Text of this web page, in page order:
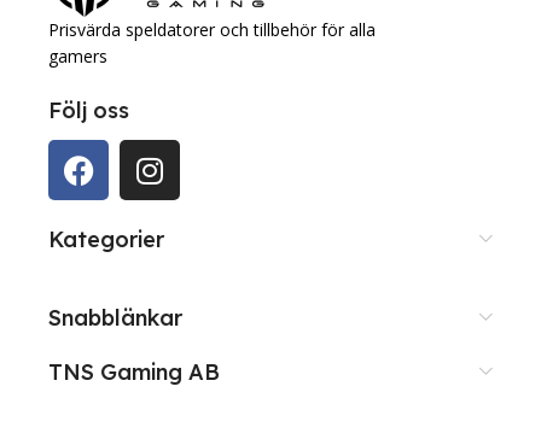
Prisvärda speldatorer och tillbehör för alla
gamers
Följ oss
Kategorier
Snabblänkar
TNS Gaming AB